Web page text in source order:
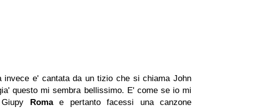
invece e' cantata da un tizio che si chiama John
questo mi sembra bellissimo. E' come se io mi
Romae pertanto facessi una canzone